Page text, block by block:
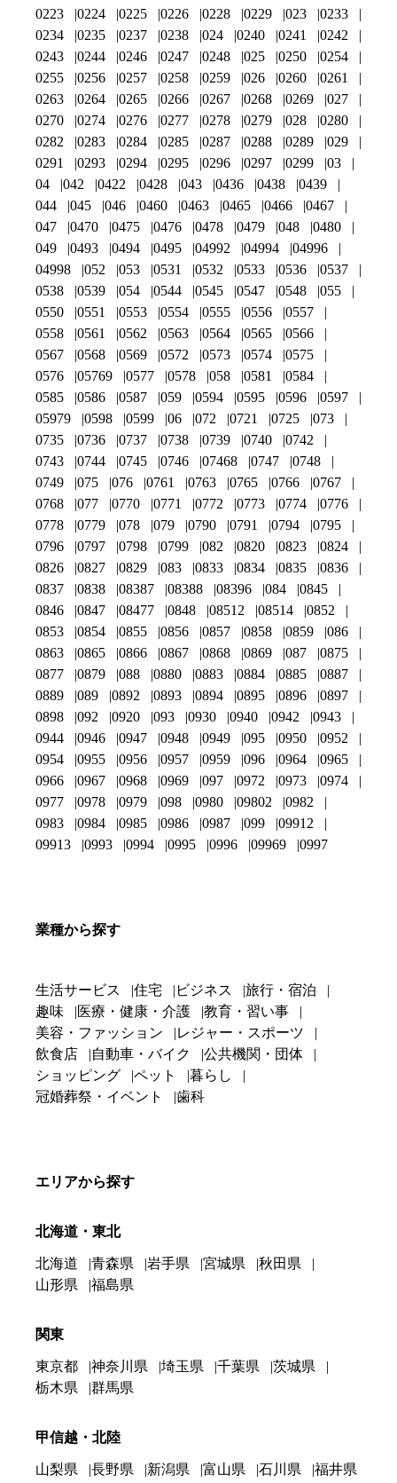
0223
0224 0225 0226 0228 0229 023
0233
0234
0235 0237 0238 024 0240 0241
0242
0243
0244 0246 0247 0248 025 0250
0254
0255
0256 0257 0258 0259 026 0260
0261
0263
0264 0265 0266 0267 0268 0269
027
0270
0274 0276 0277 0278 0279 028
0280
0282
0283 0284 0285 0287 0288 0289
029
0291
0293 0294 0295 0296 0297 0299
03
04
042 0422 0428 043 0436 0438
0439
044
045 046 0460 0463 0465 0466
0467
047
0470 0475 0476 0478 0479 048
0480
049
0493 0494 0495 04992 04994
04996
04998
052 053 0531 0532 0533 0536
0537
0538
0539 054 0544 0545 0547 0548
055
0550
0551 0553 0554 0555 0556
0557
0558
0561 0562 0563 0564 0565
0566
0567
0568 0569 0572 0573 0574
0575
0576
05769 0577 0578 058 0581
0584
0585
0586 0587 059 0594 0595 0596
0597
05979
0598 0599 06 072 0721 0725
073
0735
0736 0737 0738 0739 0740
0742
0743
0744 0745 0746 07468 0747
0748
0749
075 076 0761 0763 0765 0766
0767
0768
077 0770 0771 0772 0773 0774
0776
0778
0779 078 079 0790 0791 0794
0795
0796
0797 0798 0799 082 0820 0823
0824
0826
0827 0829 083 0833 0834 0835
0836
0837
0838 08387 08388 08396 084
0845
0846
0847 08477 0848 08512 08514
0852
0853
0854 0855 0856 0857 0858 0859
086
0863
0865 0866 0867 0868 0869 087
0875
0877
0879 088 0880 0883 0884 0885
0887
0889
089 0892 0893 0894 0895 0896
0897
0898
092 0920 093 0930 0940 0942
0943
0944
0946 0947 0948 0949 095 0950
0952
0954
0955 0956 0957 0959 096 0964
0965
0966
0967 0968 0969 097 0972 0973
0974
0977
0978 0979 098 0980 09802
0982
0983
0984 0985 0986 0987 099
09912
09913
0993 0994 0995 0996 09969 0997
業種から探す
生活サービス 住宅 ビジネス
旅行・宿泊
趣味
医療・健康・介護
教育・習い事
美容・ファッション
レジャー・スポーツ
飲食店
自動車・バイク
公共機関・団体
ショッピング
ペット
暮らし
冠婚葬祭・イベント
歯科
エリアから探す
北海道・東北
北海道 青森県 岩手県 宮城県
秋田県
山形県
福島県
関東
東京都 神奈川県 埼玉県 千葉県
茨城県
栃木県
群馬県
甲信越・北陸
山梨県 長野県 新潟県 富山県 石川県 福井県